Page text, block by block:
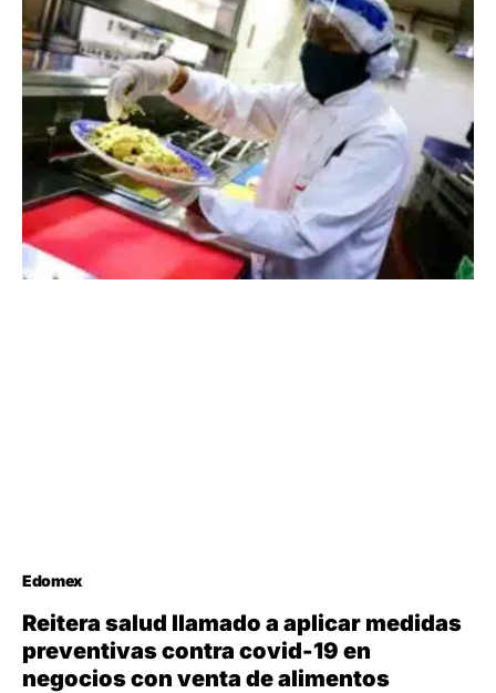
Edomex
Reitera salud llamado a aplicar medidas
preventivas contra covid-19 en
negocios con venta de alimentos